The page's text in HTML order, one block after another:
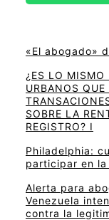
«El abogado»
¿ES LO MISMO
URBANOS
SOBRE LA
REGISTRO? I
Philadelphia:
participar en la
Alerta para
Venezuela
contra la